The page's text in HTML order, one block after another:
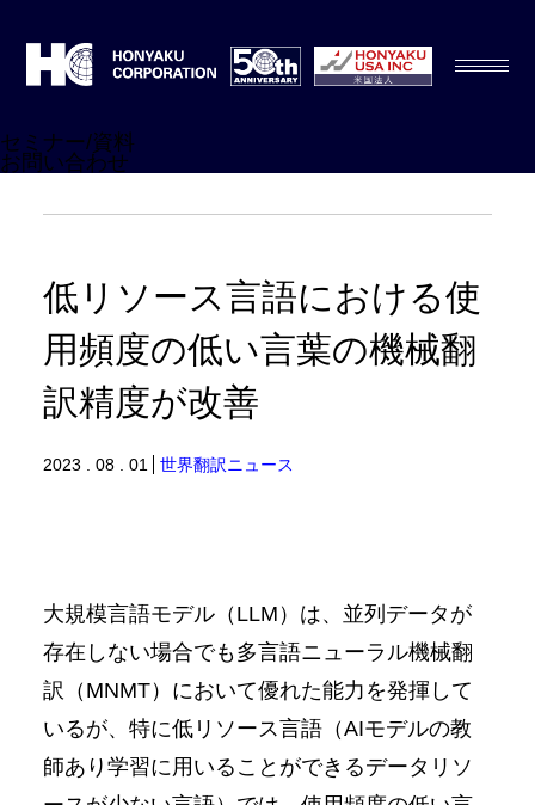
セミナー/資料
お問い合わせ
低リソース言語における使
用頻度の低い言葉の機械翻
訳精度が改善
2023 . 08 . 01 世界翻訳ニュース
大規模言語モデル（LLM）は、並列データが
存在しない場合でも多言語ニューラル機械翻
訳（MNMT）において優れた能力を発揮して
いるが、特に低リソース言語（AIモデルの教
師あり学習に用いることができるデータリソ